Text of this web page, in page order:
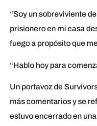
“Soy un sobreviviente
prisionero en mi casa
fuego a propósito que
“Hablo hoy para
Un portavoz de
más comentarios y se
estuvo encerrado en